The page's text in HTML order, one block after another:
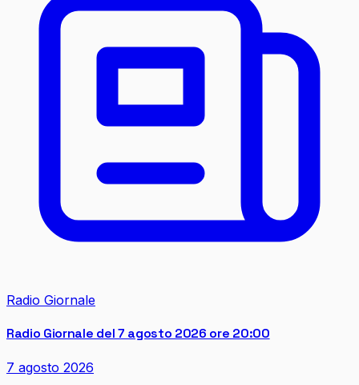
Radio Giornale
Radio Giornale del 7 agosto 2026 ore 20:00
7 agosto 2026